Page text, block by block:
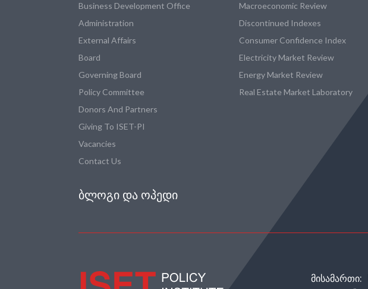
Business Development Office
Administration
External Affairs
Board
Governing Board
Policy Committee
Donors And Partners
Giving To ISET-PI
Vacancies
Contact Us
Macroeconomic Review
Discontinued Indexes
Consumer Confidence Index
Electricity Market Review
Energy Market Review
Real Estate Market Laboratory
ᲑᲚᲝᲒᲘ ᲓᲐ ᲝᲞᲔᲓᲘ
ᲛᲘᲡᲐᲛᲐᲠᲗᲘ: